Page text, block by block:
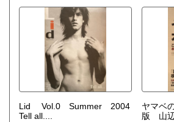
Lid Vol.0 Summer 2004
Tell all....
ヤマベ
版 山